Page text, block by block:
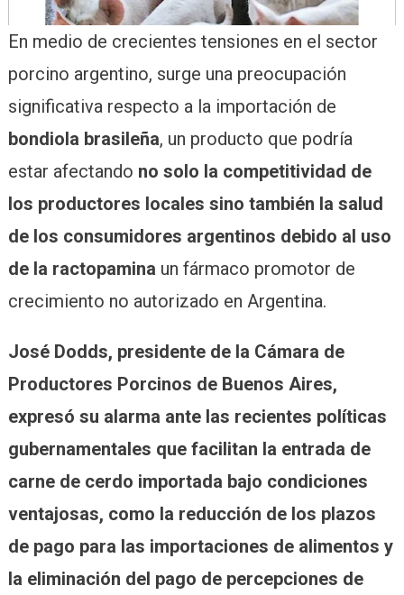
En medio de crecientes tensiones en el sector
porcino argentino, surge una preocupación
significativa respecto a la importación de
bondiola brasileña, un producto que podría
estar afectando no solo la competitividad de
los productores locales sino también la salud
de los consumidores argentinos debido al uso
de la ractopamina un fármaco promotor de
crecimiento no autorizado en Argentina.
José Dodds, presidente de la Cámara de
Productores Porcinos de Buenos Aires,
expresó su alarma ante las recientes políticas
gubernamentales que facilitan la entrada de
carne de cerdo importada bajo condiciones
ventajosas, como la reducción de los plazos
de pago para las importaciones de alimentos y
la eliminación del pago de percepciones de